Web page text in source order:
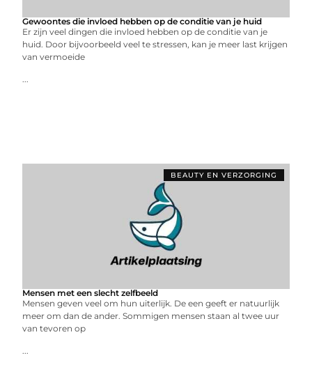
Gewoontes die invloed hebben op de conditie van je huid
Er zijn veel dingen die invloed hebben op de conditie van je
huid. Door bijvoorbeeld veel te stressen, kan je meer last krijgen
van vermoeide
...
BEAUTY EN VERZORGING
Mensen met een slecht zelfbeeld
Mensen geven veel om hun uiterlijk. De een geeft er natuurlijk
meer om dan de ander. Sommigen mensen staan al twee uur
van tevoren op
...